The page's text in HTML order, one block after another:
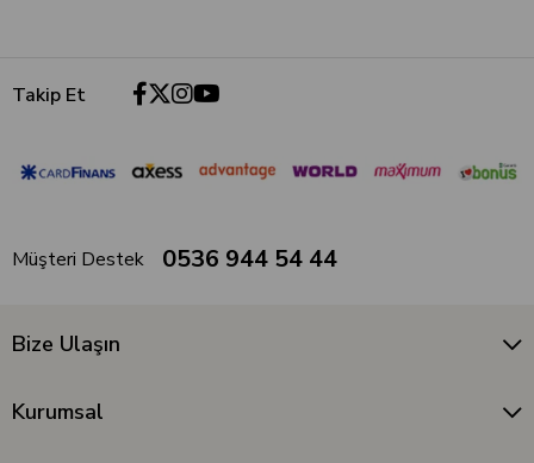
Takip Et
Müşteri Destek 0536 944 54 44
Bize Ulaşın
Kurumsal